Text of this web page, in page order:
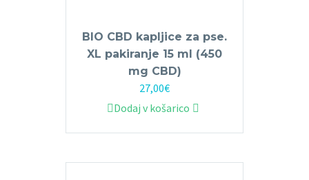
BIO CBD kapljice za pse.
XL pakiranje 15 ml (450
mg CBD)
27,00€
Dodaj v košarico